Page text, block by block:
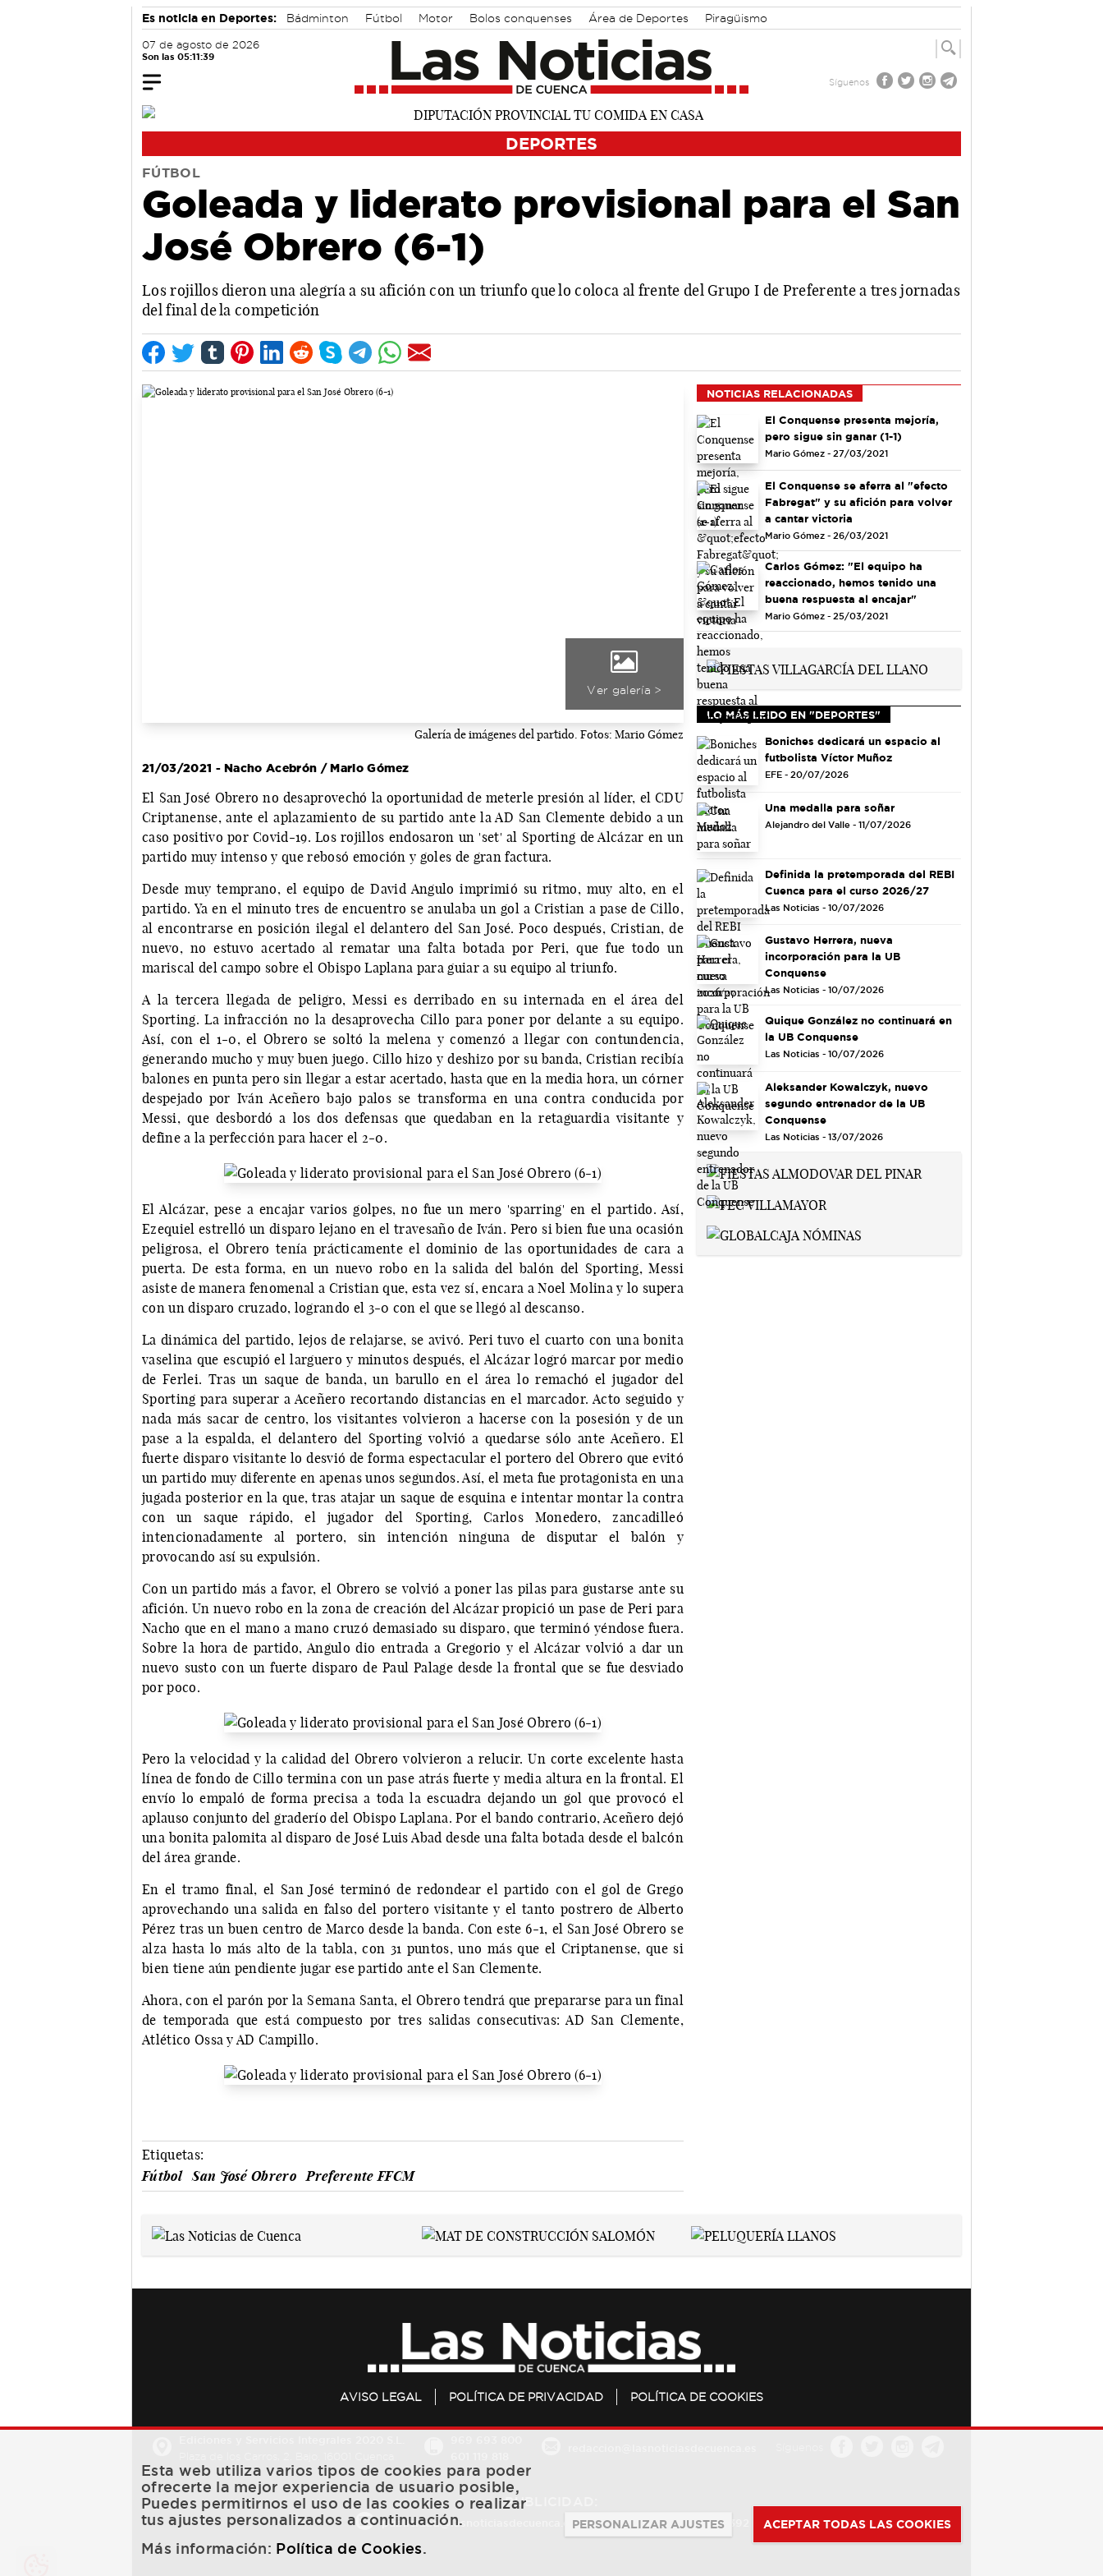
Es noticia en Deportes: Bádminton Fútbol Motor Bolos conquenses Área de Deportes Piragüismo
07 de agosto de 2026
Son las 05:11:40
Síguenos
DEPORTES
FÚTBOL
Goleada y liderato provisional para el San
José Obrero (6-1)
Los rojillos dieron una alegría a su afición con un triunfo que lo coloca al frente del Grupo I de Preferente a tres jornadas
del final de la competición
Ver galería >
Galería de imágenes del partido. Fotos: Mario Gómez
21/03/2021 - Nacho Acebrón / Mario Gómez
El San José Obrero no desaprovechó la oportunidad de meterle presión al líder, el CDU
Criptanense, ante el aplazamiento de su partido ante la AD San Clemente debido a un
caso positivo por Covid-19. Los rojillos endosaron un 'set' al Sporting de Alcázar en un
partido muy intenso y que rebosó emoción y goles de gran factura.
Desde muy temprano, el equipo de David Angulo imprimió su ritmo, muy alto, en el
partido. Ya en el minuto tres de encuentro se anulaba un gol a Cristian a pase de Cillo,
al encontrarse en posición ilegal el delantero del San José. Poco después, Cristian, de
nuevo, no estuvo acertado al rematar una falta botada por Peri, que fue todo un
mariscal del campo sobre el Obispo Laplana para guiar a su equipo al triunfo.
A la tercera llegada de peligro, Messi es derribado en su internada en el área del
Sporting. La infracción no la desaprovecha Cillo para poner por delante a su equipo.
Así, con el 1-0, el Obrero se soltó la melena y comenzó a llegar con contundencia,
generando mucho y muy buen juego. Cillo hizo y deshizo por su banda, Cristian recibía
balones en punta pero sin llegar a estar acertado, hasta que en la media hora, un córner
despejado por Iván Aceñero bajo palos se transforma en una contra conducida por
Messi, que desbordó a los dos defensas que quedaban en la retaguardia visitante y
define a la perfección para hacer el 2-0.
El Alcázar, pese a encajar varios golpes, no fue un mero 'sparring' en el partido. Así,
Ezequiel estrelló un disparo lejano en el travesaño de Iván. Pero si bien fue una ocasión
peligrosa, el Obrero tenía prácticamente el dominio de las oportunidades de cara a
puerta. De esta forma, en un nuevo robo en la salida del balón del Sporting, Messi
asiste de manera fenomenal a Cristian que, esta vez sí, encara a Noel Molina y lo supera
con un disparo cruzado, logrando el 3-0 con el que se llegó al descanso.
La dinámica del partido, lejos de relajarse, se avivó. Peri tuvo el cuarto con una bonita
vaselina que escupió el larguero y minutos después, el Alcázar logró marcar por medio
de Ferlei. Tras un saque de banda, un barullo en el área lo remachó el jugador del
Sporting para superar a Aceñero recortando distancias en el marcador. Acto seguido y
nada más sacar de centro, los visitantes volvieron a hacerse con la posesión y de un
pase a la espalda, el delantero del Sporting volvió a quedarse sólo ante Aceñero. El
fuerte disparo visitante lo desvió de forma espectacular el portero del Obrero que evitó
un partido muy diferente en apenas unos segundos. Así, el meta fue protagonista en una
jugada posterior en la que, tras atajar un saque de esquina e intentar montar la contra
con un saque rápido, el jugador del Sporting, Carlos Monedero, zancadilleó
intencionadamente al portero, sin intención ninguna de disputar el balón y
provocando así su expulsión.
Con un partido más a favor, el Obrero se volvió a poner las pilas para gustarse ante su
afición. Un nuevo robo en la zona de creación del Alcázar propició un pase de Peri para
Nacho que en el mano a mano cruzó demasiado su disparo, que terminó yéndose fuera.
Sobre la hora de partido, Angulo dio entrada a Gregorio y el Alcázar volvió a dar un
nuevo susto con un fuerte disparo de Paul Palage desde la frontal que se fue desviado
por poco.
Pero la velocidad y la calidad del Obrero volvieron a relucir. Un corte excelente hasta
línea de fondo de Cillo termina con un pase atrás fuerte y media altura en la frontal. El
envío lo empaló de forma precisa a toda la escuadra dejando un gol que provocó el
aplauso conjunto del graderío del Obispo Laplana. Por el bando contrario, Aceñero dejó
una bonita palomita al disparo de José Luis Abad desde una falta botada desde el balcón
del área grande.
En el tramo final, el San José terminó de redondear el partido con el gol de Grego
aprovechando una salida en falso del portero visitante y el tanto postrero de Alberto
Pérez tras un buen centro de Marco desde la banda. Con este 6-1, el San José Obrero se
alza hasta lo más alto de la tabla, con 31 puntos, uno más que el Criptanense, que si
bien tiene aún pendiente jugar ese partido ante el San Clemente.
Ahora, con el parón por la Semana Santa, el Obrero tendrá que prepararse para un final
de temporada que está compuesto por tres salidas consecutivas: AD San Clemente,
Atlético Ossa y AD Campillo.
Etiquetas:
Fútbol
San José Obrero Preferente FFCM
NOTICIAS RELACIONADAS
El Conquense presenta mejoría,
pero sigue sin ganar (1-1)
Mario Gómez - 27/03/2021
El Conquense se aferra al "efecto
Fabregat" y su afición para volver
a cantar victoria
Mario Gómez - 26/03/2021
Carlos Gómez: "El equipo ha
reaccionado, hemos tenido una
buena respuesta al encajar"
Mario Gómez - 25/03/2021
LO MÁS LEIDO EN "DEPORTES"
Boniches dedicará un espacio al
futbolista Víctor Muñoz
EFE - 20/07/2026
Una medalla para soñar
Alejandro del Valle - 11/07/2026
Definida la pretemporada del REBI
Cuenca para el curso 2026/27
Las Noticias - 10/07/2026
Gustavo Herrera, nueva
incorporación para la UB
Conquense
Las Noticias - 10/07/2026
Quique González no continuará en
la UB Conquense
Las Noticias - 10/07/2026
Aleksander Kowalczyk, nuevo
segundo entrenador de la UB
Conquense
Las Noticias - 13/07/2026
AVISO LEGAL POLÍTICA DE PRIVACIDAD POLÍTICA DE COOKIES
PUBLICIDAD:
publicidad@lasnoticiasdecuenca.es 684 126 573 / 670 726 392
Esta web utiliza varios tipos de cookies para poder
ofrecerte la mejor experiencia de usuario posible,
Puedes permitirnos el uso de las cookies o realizar
tus ajustes personalizados a continuación.
Más información: Política de Cookies.
PERSONALIZAR AJUSTES ACEPTAR TODAS LAS COOKIES